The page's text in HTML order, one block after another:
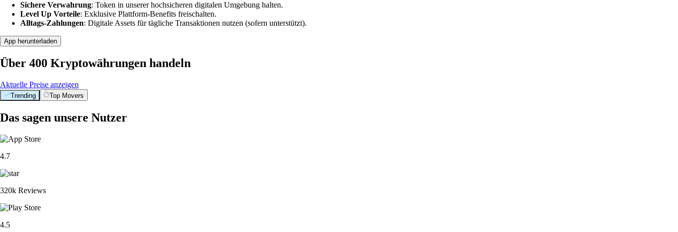
Sichere Verwahrung: Token in unserer hochsicheren digitalen Umgebung halten.
Level Up Vorteile: Exklusive Plattform-Benefits freischalten.
Alltags-Zahlungen: Digitale Assets für tägliche Transaktionen nutzen (sofern unterstützt).
App herunterladen
Über 400 Kryptowährungen handeln
Aktuelle Preise anzeigen
Trending Top Movers
Das sagen unsere Nutzer
4.7
320k Reviews
4.5